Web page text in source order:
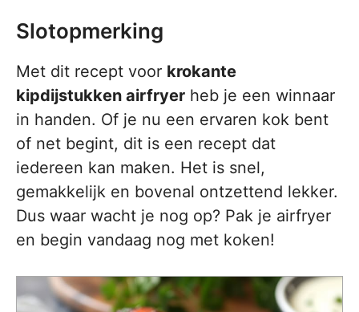
Slotopmerking
Met dit recept voor krokante
kipdijstukken airfryer heb je een winnaar
in handen. Of je nu een ervaren kok bent
of net begint, dit is een recept dat
iedereen kan maken. Het is snel,
gemakkelijk en bovenal ontzettend lekker.
Dus waar wacht je nog op? Pak je airfryer
en begin vandaag nog met koken!